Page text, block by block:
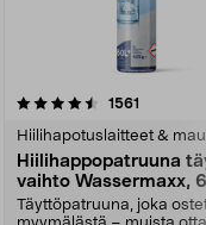
1561
Hiilihapotuslaitteet &
Hiilihappopatruuna
vaihto Wassermaxx,
Täyttöpatruuna, joka
4.5viidestä